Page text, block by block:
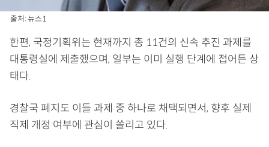
출처: 뉴스1
한편, 국정기획위는 현재까지 총 11건의 신속 추진 과제를
대통령실에 제출했으며, 일부는 이미 실행 단계에 접어든 상
태다.
경찰국 폐지도 이들 과제 중 하나로 채택되면서, 향후 실제
직제 개정 여부에 관심이 쏠리고 있다.